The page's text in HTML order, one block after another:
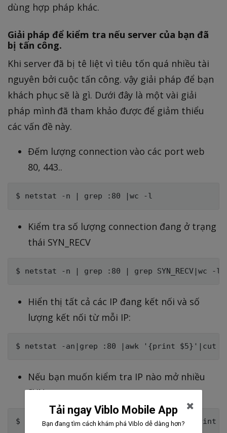
dùng hợp pháp khác.
Giải pháp để kiểm tra nếu server của bạn đã
bị tấn công.
Khi server đã bị tê liệt vì tiêu tốn quá nhiều tài
nguyên bởi cuộc tấn công. vậy giải pháp để bạn
khách phục sẽ là gì. Dưới đây là một vài giải
pháp mình đã tham khảo được để giảm thiểu
các vấn đề này.
Đếm lượng connection vào các port web
80, 443..
Kiểm tra số lượng connection đang ở trạng
thái SYN_RECV
Hiển thị tất cả các IP đang kết nối và số
lượng kết nối từ mỗi IP:
Nếu bạn muốn kiểm tra IP nào mở nhiều
SYN
Tải ngay Viblo Mobile App
Bạn đang tìm cách khám phá Viblo dễ dàng hơn?